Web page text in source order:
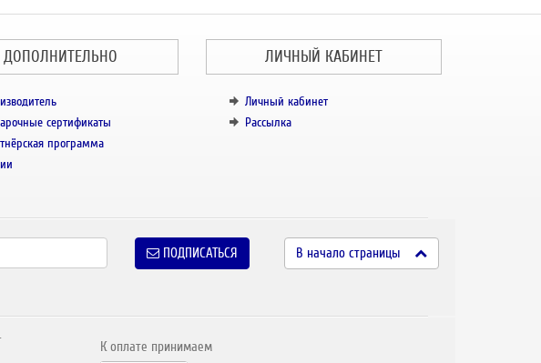
ДОПОЛНИТЕЛЬНО
сертификаты
программа
ЛИЧНЫЙ КАБИНЕТ
Личный кабинет
Рассылка
ПОДПИСАТЬСЯ В начало страницы
К оплате принимаем